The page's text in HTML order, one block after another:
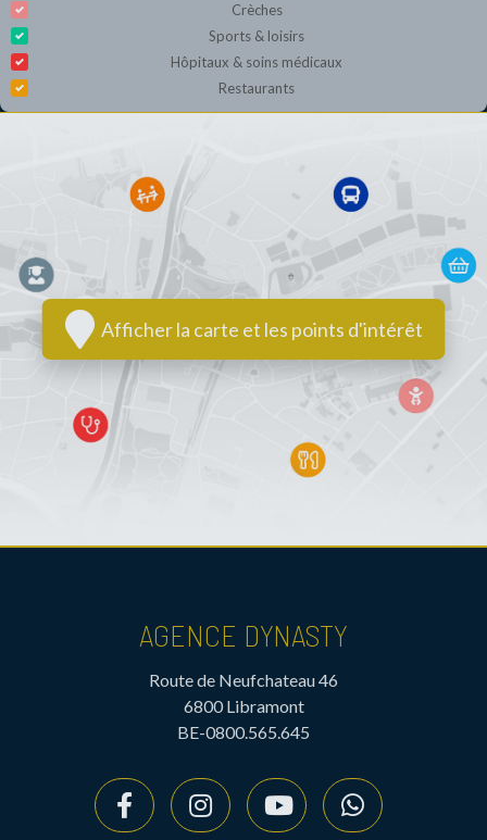
Crèches
Sports & loisirs
Hôpitaux & soins médicaux
Restaurants
Afficher la carte et les points d'intérêt
AGENCE DYNASTY
Route de Neufchateau 46
6800 Libramont
BE-0800.565.645